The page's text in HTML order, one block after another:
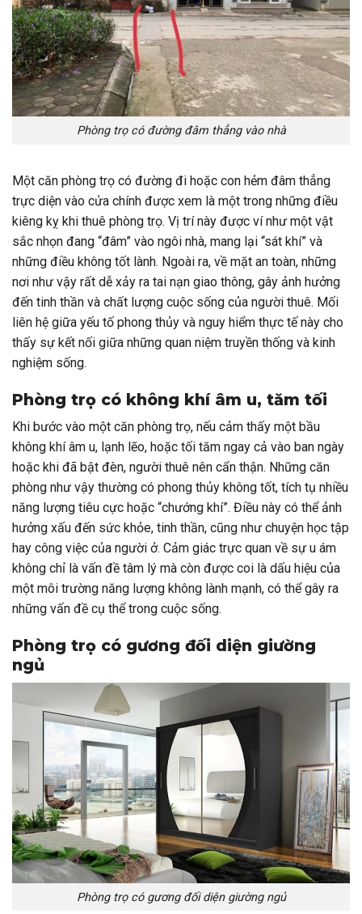
Phòng trọ có đường đâm thẳng vào nhà
Một căn phòng trọ có đường đi hoặc con hẻm đâm thẳng
trực diện vào cửa chính được xem là một trong những điều
kiêng kỵ khi thuê phòng trọ. Vị trí này được ví như một vật
sắc nhọn đang “đâm” vào ngôi nhà, mang lại “sát khí” và
những điều không tốt lành. Ngoài ra, về mặt an toàn, những
nơi như vậy rất dễ xảy ra tai nạn giao thông, gây ảnh hưởng
đến tinh thần và chất lượng cuộc sống của người thuê. Mối
liên hệ giữa yếu tố phong thủy và nguy hiểm thực tế này cho
thấy sự kết nối giữa những quan niệm truyền thống và kinh
nghiệm sống.
Phòng trọ có không khí âm u, tăm tối
Khi bước vào một căn phòng trọ, nếu cảm thấy một bầu
không khí âm u, lạnh lẽo, hoặc tối tăm ngay cả vào ban ngày
hoặc khi đã bật đèn, người thuê nên cẩn thận. Những căn
phòng như vậy thường có phong thủy không tốt, tích tụ nhiều
năng lượng tiêu cực hoặc “chướng khí”. Điều này có thể ảnh
hưởng xấu đến sức khỏe, tinh thần, cũng như chuyện học tập
hay công việc của người ở. Cảm giác trực quan về sự u ám
không chỉ là vấn đề tâm lý mà còn được coi là dấu hiệu của
một môi trường năng lượng không lành mạnh, có thể gây ra
những vấn đề cụ thể trong cuộc sống.
Phòng trọ có gương đối diện giường
ngủ
Phòng trọ có gương đối diện giường ngủ